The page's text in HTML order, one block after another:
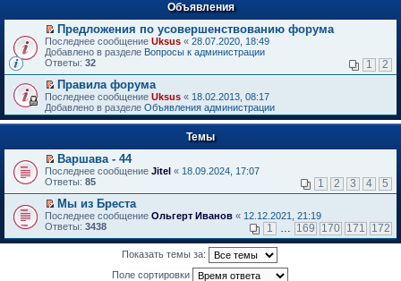
Объявления
П
е
р
й
т
и
к
п
в
о
м
у
н
е
п
р
о
Предложения по усовершенствованию форума
Последнее сообщение Uksus « 28.07.2020, 18:49
Добавлено в разделе Вопросы к администрации
Ответы: 32 1 2
П
е
р
е
т
и
к
п
р
в
о
м
у
Правила форума
Последнее сообщение Uksus « 18.02.2013, 08:17
Добавлено в разделе Объявления администрации
Темы
П
е
е
й
т
и
к
Варшава - 44
Последнее сообщение Jitel « 18.09.2024, 17:07
Ответы: 85 1 2 3 4 5
П
е
е
Мы из Бреста
Последнее сообщение Ольгерт Иванов « 12.12.2021, 21:19
Ответы: 3438 1 … 169 170 171 172
Показать темы за:
Поле сортировки